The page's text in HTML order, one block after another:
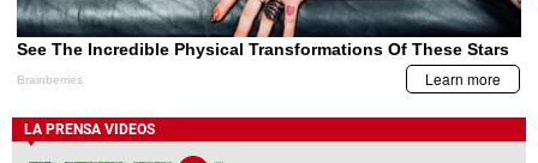
LA PRENSA VIDEOS